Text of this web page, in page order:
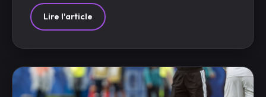
Lire l'article